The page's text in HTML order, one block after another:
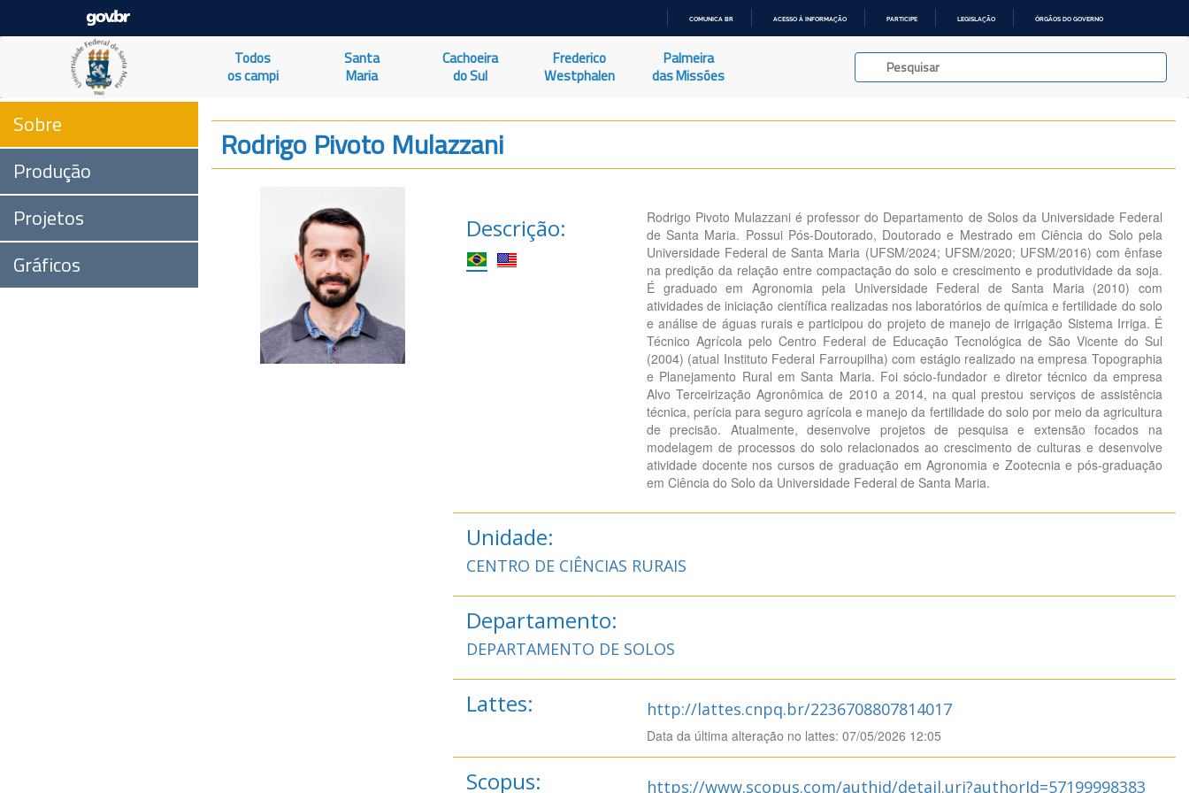
O
COMUNICA BR ACESSO À INFORMAÇÃO PARTICIPE LEGISLAÇÃO ÓRGÃOS DO GOVERNO
Todos
os campi
Santa
Maria
Cachoeira
do Sul
Frederico
Westphalen
Palmeira
das Missões
Sobre
Produção
Projetos
Gráficos
Rodrigo Pivoto Mulazzani
Descrição:
Rodrigo Pivoto Mulazzani é professor do Departamento de Solos da Universidade Federal
de Santa Maria. Possui Pós-Doutorado, Doutorado e Mestrado em Ciência do Solo pela
Universidade Federal de Santa Maria (UFSM/2024; UFSM/2020; UFSM/2016) com ênfase
na predição da relação entre compactação do solo e crescimento e produtividade da soja.
É graduado em Agronomia pela Universidade Federal de Santa Maria (2010) com
atividades de iniciação científica realizadas nos laboratórios de química e fertilidade do solo
e análise de águas rurais e participou do projeto de manejo de irrigação Sistema Irriga. É
Técnico Agrícola pelo Centro Federal de Educação Tecnológica de São Vicente do Sul
(2004) (atual Instituto Federal Farroupilha) com estágio realizado na empresa Topographia
e Planejamento Rural em Santa Maria. Foi sócio-fundador e diretor técnico da empresa
Alvo Terceirização Agronômica de 2010 a 2014, na qual prestou serviços de assistência
técnica, perícia para seguro agrícola e manejo da fertilidade do solo por meio da agricultura
de precisão. Atualmente, desenvolve projetos de pesquisa e extensão focados na
modelagem de processos do solo relacionados ao crescimento de culturas e desenvolve
atividade docente nos cursos de graduação em Agronomia e Zootecnia e pós-graduação
em Ciência do Solo da Universidade Federal de Santa Maria.
Unidade:
CENTRO DE CIÊNCIAS RURAIS
Departamento:
DEPARTAMENTO DE SOLOS
Lattes: http://lattes.cnpq.br/2236708807814017
Data da última alteração no lattes: 07/05/2026 12:05
Scopus: https://www.scopus.com/authid/detail.uri?authorId=57199998383